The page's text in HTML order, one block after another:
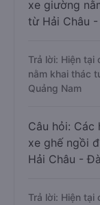
xe giường
từ Hải Châu
Trả lời: Hiện tại
nằm khai thác
Quảng Nam
Câu hỏi: Các
xe ghế ngồi
Hải Châu -
Trả lời: Hiện tại